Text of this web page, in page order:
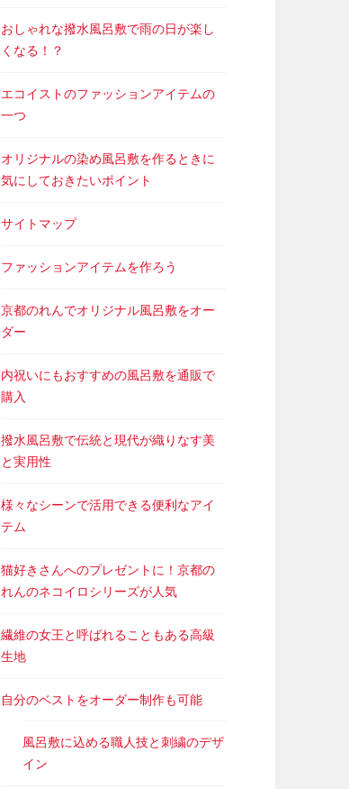
おしゃれな撥水風呂敷で雨の日が楽し
くなる！？
エコイストのファッションアイテムの
一つ
オリジナルの染め風呂敷を作るときに
気にしておきたいポイント
サイトマップ
ファッションアイテムを作ろう
京都のれんでオリジナル風呂敷をオー
ダー
内祝いにもおすすめの風呂敷を通販で
購入
撥水風呂敷で伝統と現代が織りなす美
と実用性
様々なシーンで活用できる便利なアイ
テム
猫好きさんへのプレゼントに！京都の
れんのネコイロシリーズが人気
繊維の女王と呼ばれることもある高級
生地
自分のベストをオーダー制作も可能
風呂敷に込める職人技と刺繍のデザ
イン